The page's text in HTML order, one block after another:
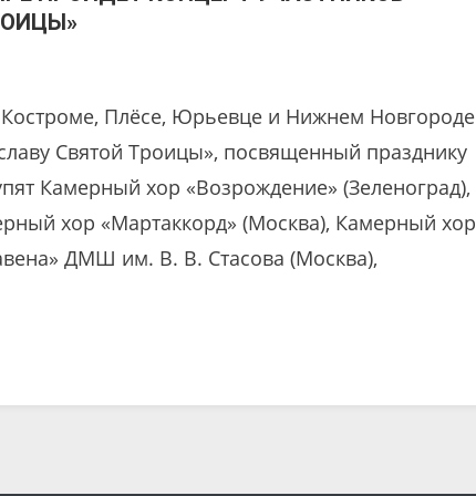
Плёсе, Юрьевце и Нижнем Новгороде
Святой Троицы», посвященный празднику
Камерный хор «Возрождение» (Зеленоград),
хор «Мартаккорд» (Москва), Камерный хор
ДМШ им. В. В. Стасова (Москва),